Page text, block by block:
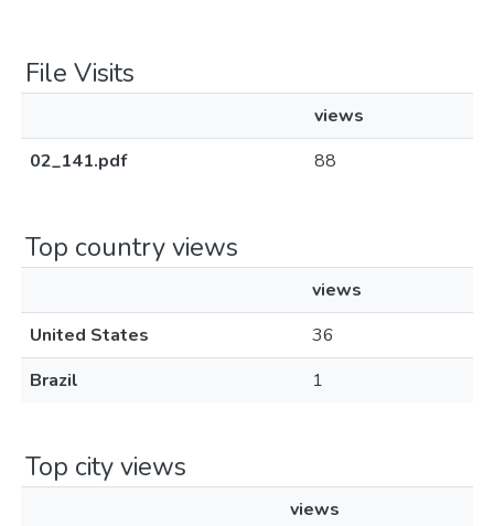
File Visits
views
02_141.pdf
88
Top country views
views
United States
36
Brazil
1
Top city views
views